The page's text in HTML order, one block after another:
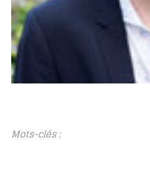
Mots-clés :